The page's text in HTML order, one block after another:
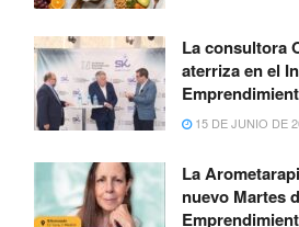
La consultora
aterriza en el
15 DE JUNIO DE
La
nuevo Martes